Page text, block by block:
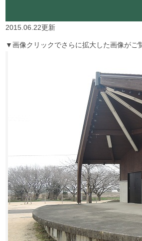
2015.06.22更新
▼画像クリックでさらに拡大した画像がご